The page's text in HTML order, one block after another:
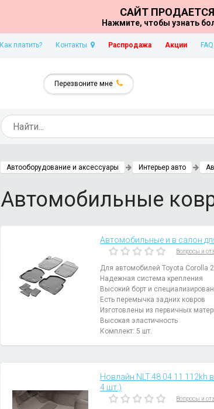
САЙТ ПРОДАЕТСЯ
Нажмите, чтобы узнать
Как платить? Контакты Распродажа Акции FAQ
Перезвоните мне
Автооборудование и аксессуары Интерьер авто
Автомобильные
Автомобильные и в салон
Вопросы и
Для автомобилей Toyota Corolla
Надежная система крепления
Высокий борт и
Есть перемычка задних ковров
Изготовлены из первичных
Высокая эластичность
Комплект: 5 шт.
Новлайн NLT.48.04.11.112kh
4 шт.)
Вопросы и